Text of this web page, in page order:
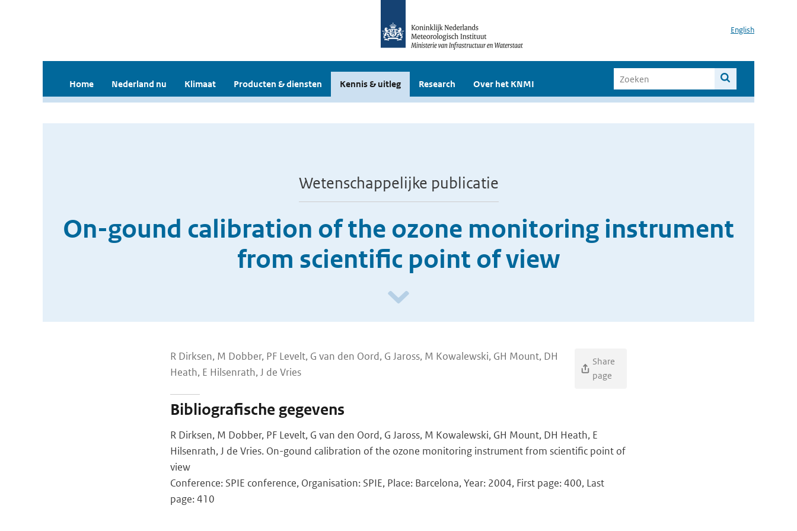
English
Home Nederland nu Klimaat Producten & diensten Kennis & uitleg Research Over het KNMI
Wetenschappelijke publicatie
On-gound calibration of the ozone monitoring instrument
from scientific point of view
R Dirksen, M Dobber, PF Levelt, G van den Oord, G Jaross, M Kowalewski, GH Mount, DH
Heath, E Hilsenrath, J de Vries
Share
page
Bibliografische gegevens
R Dirksen, M Dobber, PF Levelt, G van den Oord, G Jaross, M Kowalewski, GH Mount, DH Heath, E
Hilsenrath, J de Vries. On-gound calibration of the ozone monitoring instrument from scientific point of
view
Conference: SPIE conference, Organisation: SPIE, Place: Barcelona, Year: 2004, First page: 400, Last
page: 410